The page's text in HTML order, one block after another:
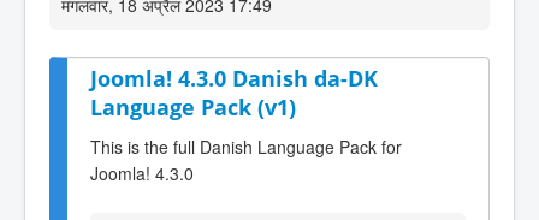
मंगलवार, 18 अप्रैल 2023 17:49
Joomla! 4.3.0 Danish da-DK
Language Pack (v1)
This is the full Danish Language Pack for
Joomla! 4.3.0